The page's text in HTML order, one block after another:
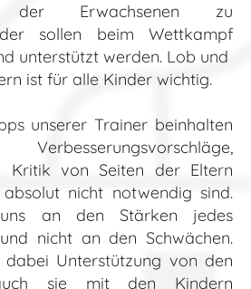
Erwachsenen zu
sollen beim Wettkampf
unterstützt werden. Lob und
ist für alle Kinder wichtig.
unserer Trainer beinhalten
Kritik von Seiten der Eltern
nicht notwendig sind.
an den Stärken jedes
nicht an den Schwächen.
Unterstützung von den
sie mit den Kindern